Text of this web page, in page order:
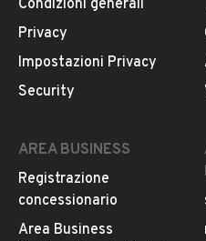
CONTATTA IL
Il veicolo è ancora
Offrite finanziamenti?
Accettate permute?
È possibile vedere più
Quali sono le condizioni
Condizioni generali
Privacy
Impostazioni Privacy
Security
AREA BUSINESS
Registrazione
concessionario
Area Business